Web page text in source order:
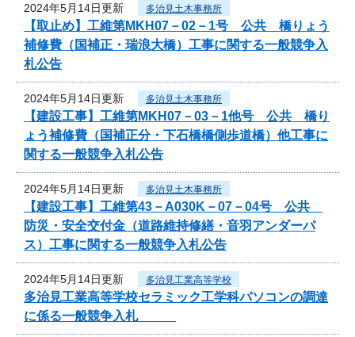
2024年5月14日更新 多治見土木事務所
【取止め】工維第MKH07－02－1号 公共 橋りょう
補修費（国補正・瑞浪大橋）工事に関する一般競争入
札公告
2024年5月14日更新 多治見土木事務所
【建設工事】工維第MKH07－03－1他号 公共 橋り
ょう補修費（国補正分・下石橋橋側歩道橋）他工事に
関する一般競争入札公告
2024年5月14日更新 多治見土木事務所
【建設工事】工維第43－A030K－07－04号 公共
防災・安全交付金（道路維持修繕・音羽アンダーパ
ス）工事に関する一般競争入札公告
2024年5月14日更新 多治見工業高等学校
多治見工業高等学校セラミック工学科パソコンの調達
に係る一般競争入札